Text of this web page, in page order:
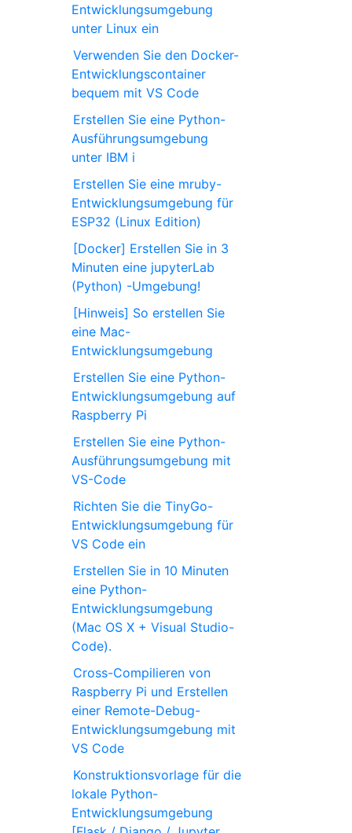
Entwicklungsumgebung
unter Linux ein
Verwenden Sie den Docker-
Entwicklungscontainer
bequem mit VS Code
Erstellen Sie eine Python-
Ausführungsumgebung
unter IBM i
Erstellen Sie eine mruby-
Entwicklungsumgebung für
ESP32 (Linux Edition)
[Docker] Erstellen Sie in 3
Minuten eine jupyterLab
(Python) -Umgebung!
[Hinweis] So erstellen Sie
eine Mac-
Entwicklungsumgebung
Erstellen Sie eine Python-
Entwicklungsumgebung auf
Raspberry Pi
Erstellen Sie eine Python-
Ausführungsumgebung mit
VS-Code
Richten Sie die TinyGo-
Entwicklungsumgebung für
VS Code ein
Erstellen Sie in 10 Minuten
eine Python-
Entwicklungsumgebung
(Mac OS X + Visual Studio-
Code).
Cross-Compilieren von
Raspberry Pi und Erstellen
einer Remote-Debug-
Entwicklungsumgebung mit
VS Code
Konstruktionsvorlage für die
lokale Python-
Entwicklungsumgebung